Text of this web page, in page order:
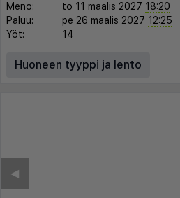
Meno:
to 11 maalis 2027 18:20
Paluu:
pe 26 maalis 2027 12:25
Yöt:
14
Huoneen tyyppi ja lento
◀︎